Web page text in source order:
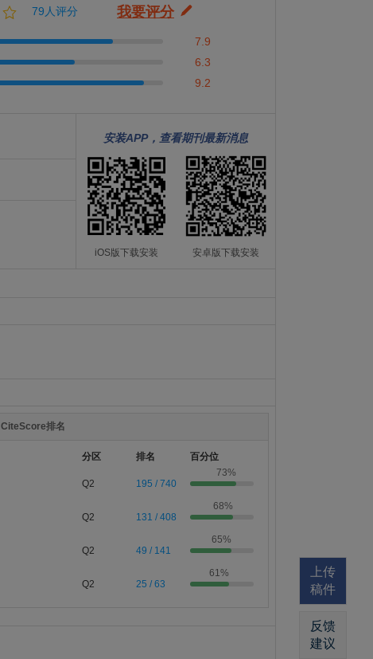
79人评分 我要评分
7.9
6.3
9.2
安装APP，查看期刊最新消息
iOS版下载安装 安卓版下载安装
CiteScore排名
分区 排名
百分位
Q2 195 / 740
73%
Q2 131 / 408
68%
Q2 49 / 141
65%
Q2 25 / 63
61%
上传
稿件
反馈
建议